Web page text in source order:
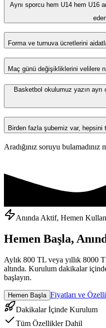
Aynı sporcu hem U14 hem U16
Forma ve turnuva ücretlerini
Maç günü değişikliklerini velilere
Basketbol okulumuz yazın ayrı
Birden fazla şubemiz var,
Aradığınız soruyu bulamadınız
Anında Aktif, Hemen
Hemen Başla,
Aylık 800 TL veya yıllık 8000
altında. Kurulum dakikalar
başlayın.
Hemen Başla Fiyatları ve
Dakikalar İçinde Kurulum
Tüm Özellikler Dahil